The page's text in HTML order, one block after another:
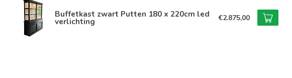
Buffetkast zwart Putten 180 x 220cm led
verlichting €2.875,00